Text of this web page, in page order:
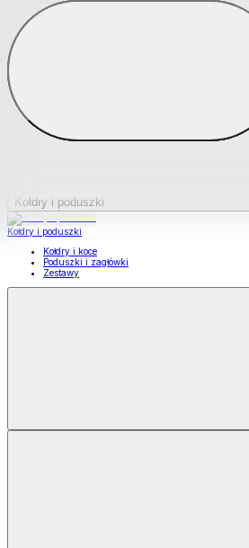
Podkładki na materace
Materace nawierzchniowe
Kołdry i poduszki
Kołdry i poduszki
Kołdry i koce
Poduszki i zagłówki
Zestawy